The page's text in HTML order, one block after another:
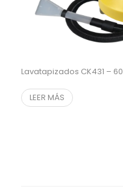
Lavatapizados CK431 – 60
LEER MÁS